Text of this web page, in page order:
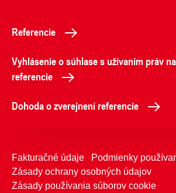
Referencie
Vyhlásenie o súhlase s užívaním práv
referencie
Dohoda o zverejnení referencie
Fakturačné údaje
Podmienky
Zásady ochrany osobných údajov
Zásady používania súborov cookie